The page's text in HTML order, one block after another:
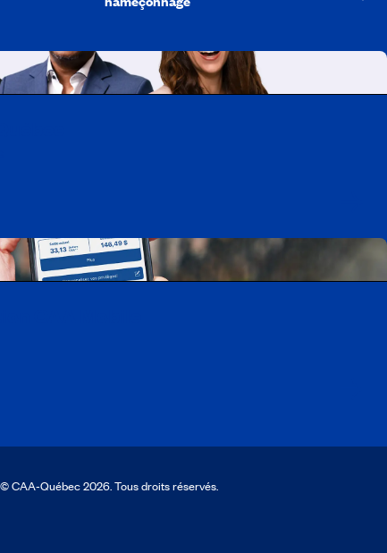
CAA‑Québec 2026. Tous droits réservés.